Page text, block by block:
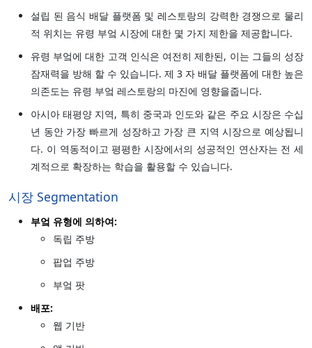
설립 된 음식 배달 플랫폼 및 레스토랑의 강력한 경쟁으로 물리
적 위치는 유령 부엌 시장에 대한 몇 가지 제한을 제공합니다.
유령 부엌에 대한 고객 인식은 여전히 제한된, 이는 그들의 성장
잠재력을 방해 할 수 있습니다. 제 3 자 배달 플랫폼에 대한 높은
의존도는 유령 부엌 레스토랑의 마진에 영향을줍니다.
아시아 태평양 지역, 특히 중국과 인도와 같은 주요 시장은 수십
년 동안 가장 빠르게 성장하고 가장 큰 지역 시장으로 예상됩니
다. 이 역동적이고 평평한 시장에서의 성공적인 연산자는 전 세
계적으로 확장하는 학습을 활용할 수 있습니다.
시장 Segmentation
부엌 유형에 의하여:
독립 주방
팝업 주방
부엌 팟
배포:
웹 기반